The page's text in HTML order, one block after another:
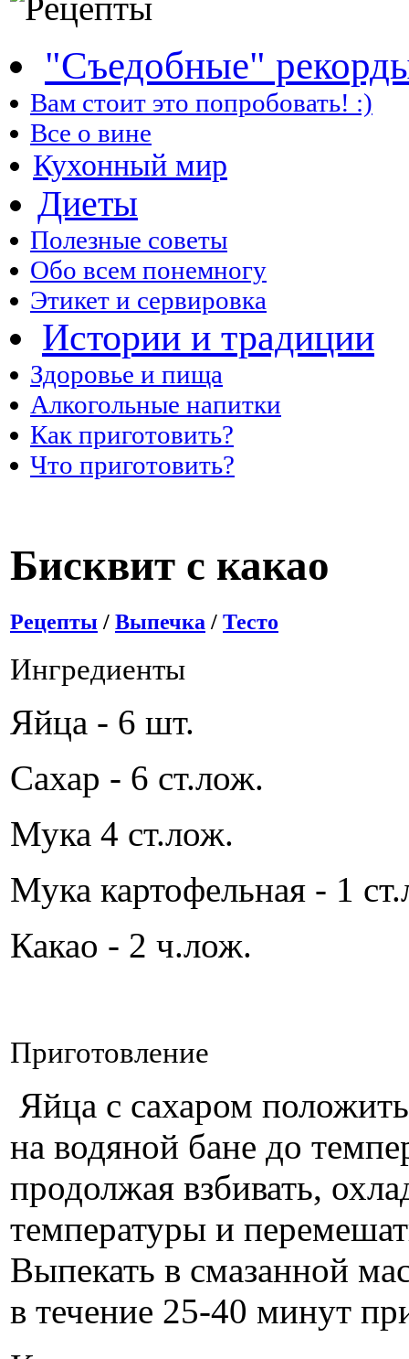
"Съедобные"
Вам стоит это попробовать! :)
Все о вине
Кухонный мир
Диеты
Полезные советы
Обо всем понемногу
Этикет и сервировка
Истории и традиции
Здоровье и пища
Алкогольные напитки
Как приготовить?
Что приготовить?
Бисквит с какао
Рецепты / Выпечка / Тесто
Ингредиенты
Яйца - 6 шт.
Сахар - 6 ст.лож.
Мука 4 ст.лож.
Мука картофельная - 1
Какао - 2 ч.лож.
Приготовление
Яйца с сахаром
на водяной бане до
продолжая взбивать,
температуры и
Выпекать в смазанной
в течение 25-40 минут